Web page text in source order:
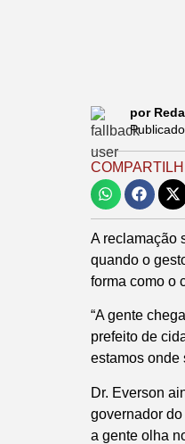
por
A reclamação
quando o
forma como o
“A gente
prefeito de
estamos onde
Dr. Everson
governador
a gente olha